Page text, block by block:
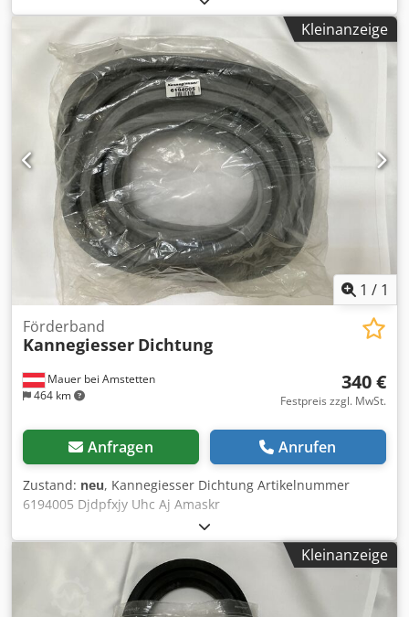
Kleinanzeige
1 / 1
Mauer bei Amstetten
464 km
Förderband
Kannegiesser Dichtung
340 €
Festpreis zzgl. MwSt.
Anfragen Anrufen
Zustand: neu, Kannegiesser Dichtung Artikelnummer
6194005 Djdpfxjy Uhc Aj Amaskr
Kleinanzeige